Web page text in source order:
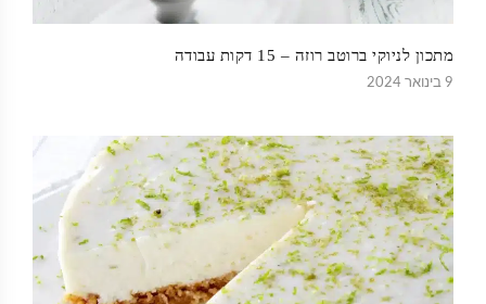
מתכון לניוקי ברוטב רוזה – 15 דקות עבודה
9 בינואר 2024